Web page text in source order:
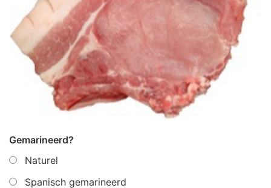
Gemarineerd?
Naturel
Spanisch gemarineerd